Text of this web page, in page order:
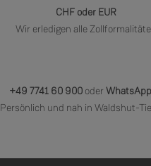
CHF oder EUR
Wir erledigen alle
+49 7741 60 900 oder WhatsApp
Persönlich und nah in Waldshut-